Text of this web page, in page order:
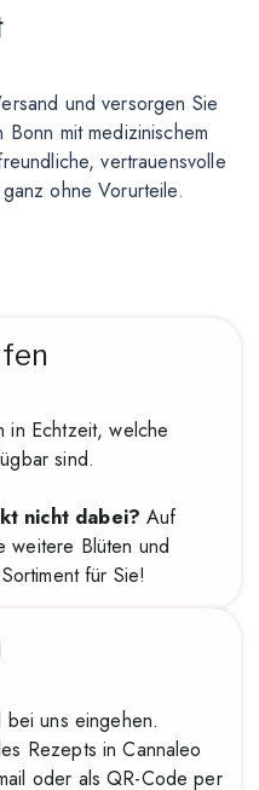
und versorgen Sie
mit medizinischem
vertrauensvolle
ohne Vorurteile.
in Echtzeit, welche
sind.
nicht dabei? Auf
weitere Blüten und
für Sie!
bei uns eingehen.
Rezepts in Cannaleo
oder als QR-Code per